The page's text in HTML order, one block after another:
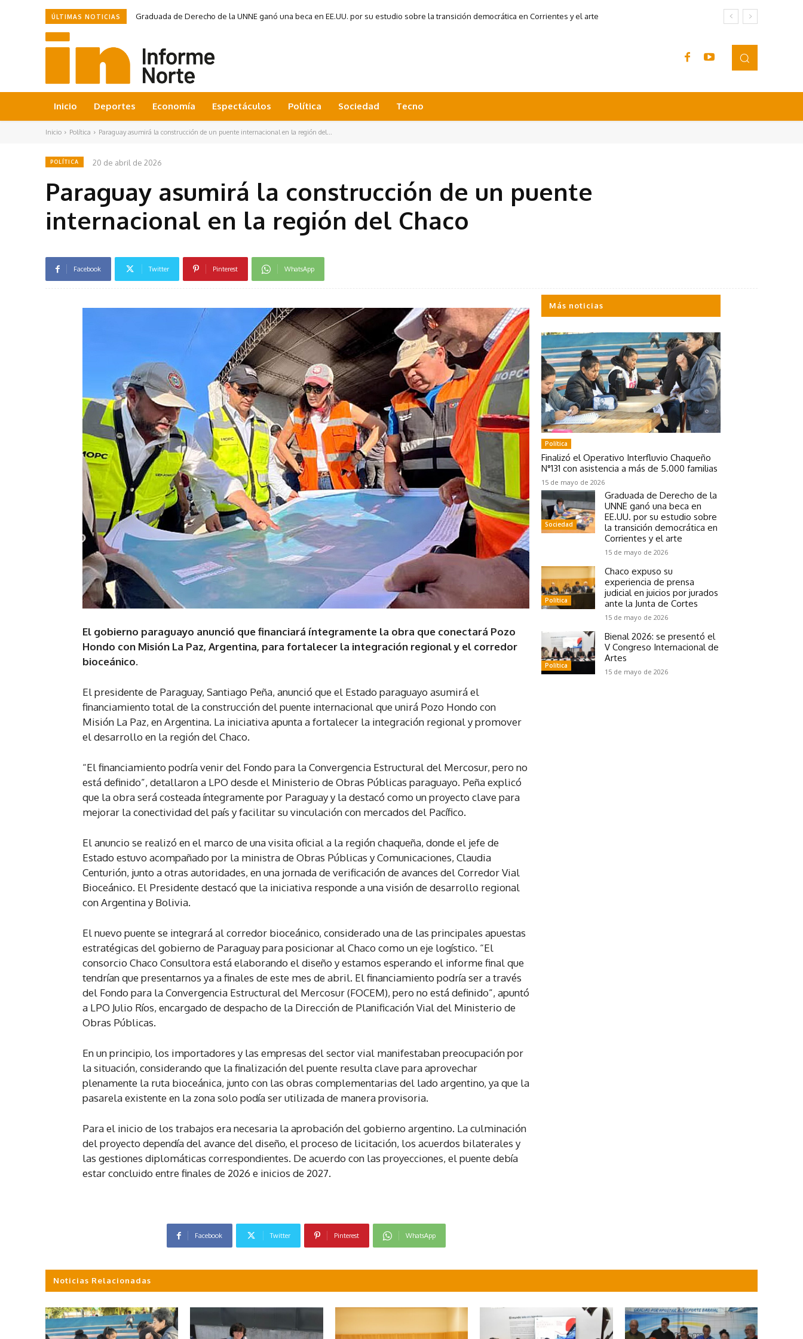
ÚLTIMAS NOTICIAS Graduada de Derecho de la UNNE ganó una beca en EE.UU. por su estudio sobre la transición democrática en Corrientes y el arte
Inicio Deportes Economía Espectáculos Política Sociedad Tecno
Inicio Política Paraguay asumirá la construcción de un puente internacional en la región del...
POLÍTICA 20 de abril de 2026
Paraguay asumirá la construcción de un puente
internacional en la región del Chaco
Facebook Twitter Pinterest WhatsApp
El gobierno paraguayo anunció que financiará íntegramente la obra que conectará Pozo
Hondo con Misión La Paz, Argentina, para fortalecer la integración regional y el corredor
bioceánico.
El presidente de Paraguay, Santiago Peña, anunció que el Estado paraguayo asumirá el
financiamiento total de la construcción del puente internacional que unirá Pozo Hondo con
Misión La Paz, en Argentina. La iniciativa apunta a fortalecer la integración regional y promover
el desarrollo en la región del Chaco.
“El financiamiento podría venir del Fondo para la Convergencia Estructural del Mercosur, pero no
está definido”, detallaron a LPO desde el Ministerio de Obras Públicas paraguayo. Peña explicó
que la obra será costeada íntegramente por Paraguay y la destacó como un proyecto clave para
mejorar la conectividad del país y facilitar su vinculación con mercados del Pacífico.
El anuncio se realizó en el marco de una visita oficial a la región chaqueña, donde el jefe de
Estado estuvo acompañado por la ministra de Obras Públicas y Comunicaciones, Claudia
Centurión, junto a otras autoridades, en una jornada de verificación de avances del Corredor Vial
Bioceánico. El Presidente destacó que la iniciativa responde a una visión de desarrollo regional
con Argentina y Bolivia.
El nuevo puente se integrará al corredor bioceánico, considerado una de las principales apuestas
estratégicas del gobierno de Paraguay para posicionar al Chaco como un eje logístico. “El
consorcio Chaco Consultora está elaborando el diseño y estamos esperando el informe final que
tendrían que presentarnos ya a finales de este mes de abril. El financiamiento podría ser a través
del Fondo para la Convergencia Estructural del Mercosur (FOCEM), pero no está definido”, apuntó
a LPO Julio Ríos, encargado de despacho de la Dirección de Planificación Vial del Ministerio de
Obras Públicas.
En un principio, los importadores y las empresas del sector vial manifestaban preocupación por
la situación, considerando que la finalización del puente resulta clave para aprovechar
plenamente la ruta bioceánica, junto con las obras complementarias del lado argentino, ya que la
pasarela existente en la zona solo podía ser utilizada de manera provisoria.
Para el inicio de los trabajos era necesaria la aprobación del gobierno argentino. La culminación
del proyecto dependía del avance del diseño, el proceso de licitación, los acuerdos bilaterales y
las gestiones diplomáticas correspondientes. De acuerdo con las proyecciones, el puente debía
estar concluido entre finales de 2026 e inicios de 2027.
Facebook Twitter Pinterest WhatsApp
Más noticias
Política
Finalizó el Operativo Interfluvio Chaqueño
N°131 con asistencia a más de 5.000 familias
15 de mayo de 2026
Sociedad
Graduada de Derecho de la
UNNE ganó una beca en
EE.UU. por su estudio sobre
la transición democrática en
Corrientes y el arte
15 de mayo de 2026
Política
Chaco expuso su
experiencia de prensa
judicial en juicios por jurados
ante la Junta de Cortes
15 de mayo de 2026
Política
Bienal 2026: se presentó el
V Congreso Internacional de
Artes
15 de mayo de 2026
Noticias Relacionadas